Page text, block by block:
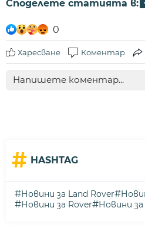
Споделете статията в:
0
Харесване Коментар
# HASHTAG
#Новини за Land Rover#
#Новини за Rover#Новини